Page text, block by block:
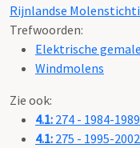
Rijnlandse
Trefwoorden:
Elektrische
Windmolens
Zie ook:
4.1: 274 - 1984-1989
4.1: 275 - 1995-2002